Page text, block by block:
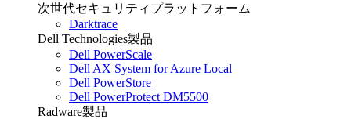
次世代セキュリティプラットフォーム
Darktrace
Dell Technologies製品
Dell PowerScale
Dell AX System for Azure Local
Dell PowerStore
Dell PowerProtect DM5500
Radware製品